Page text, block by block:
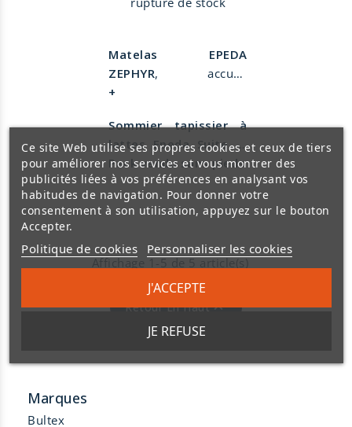
Matelas EPEDA
ZEPHYR, accueil
équilibré et soutien
fait main. Le matelas
Epeda Zephyr est
composé d'une
suspension de 720
ressorts ensachés avec
Hauteur 29 cm. Face
hiver Laine Mérinos
origine France, plumil,
fibres R'Spire 400 g/m²,
été lin et chanvre
+
Sommier tapissier à
lattes Epeda Suite (3
coloris au choix)
Sommier tapissier à
lattes Epeda. Hauteur
de 18 cm, suspension
hôtellerie, confort
Caisse en bois massif,
finition 4 coins ronds.
Sommier à lattes
Limoges.
Pack vendu sans pieds
Affichage 1-5 de 5 article(s)
Retour En Haut
Marques
Bultex
Ce site Web utilise ses propres cookies et ceux de tiers
pour améliorer nos services et vous montrer des
publicités liées à vos préférences en analysant vos
habitudes de navigation. Pour donner votre
consentement à son utilisation, appuyez sur le bouton
Accepter.
Politique de cookies Personnaliser les cookies
JE REFUSE
J'ACCEPTE